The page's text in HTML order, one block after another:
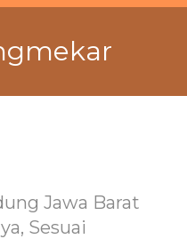
Jawa Barat
Sesuai